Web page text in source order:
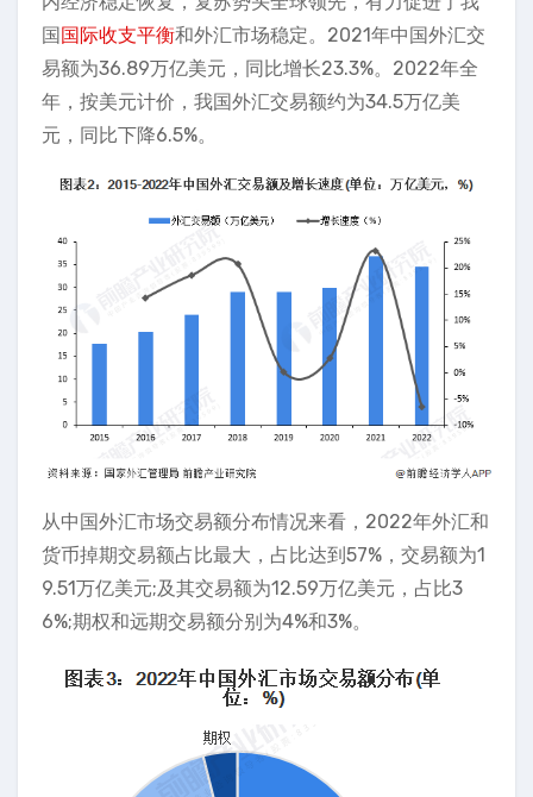
国国际收支平衡和外汇市场稳定。2021年中国外汇交
易额为36.89万亿美元，同比增长23.3%。2022年全
年，按美元计价，我国外汇交易额约为34.5万亿美
元，同比下降6.5%。
从中国外汇市场交易额分布情况来看，2022年外汇和
货币掉期交易额占比最大，占比达到57%，交易额为1
9.51万亿美元;及其交易额为12.59万亿美元，占比3
6%;期权和远期交易额分别为4%和3%。